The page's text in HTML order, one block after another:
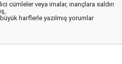
cümleler veya imalar, inançlara saldırı
harflerle yazılmış yorumlar